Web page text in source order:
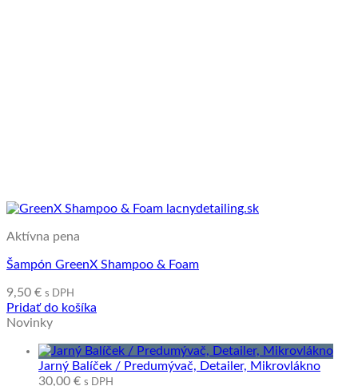
Aktívna pena
Šampón GreenX Shampoo & Foam
9,50 € s DPH
Pridať do košíka
Novinky
Jarný Balíček / Predumývač, Detailer, Mikrovlákno
30,00 € s DPH